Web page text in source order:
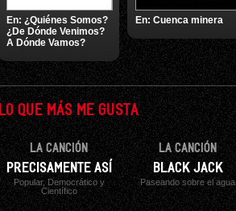
En: ¿Quiénes Somos?
¿De Dónde Venimos?
A Dónde Vamos?
En: Cuenca minera
LO QUE MÁS ME GUSTA
LA CANCIÓN
PRECISAMENTE ASÍ
Popular, Democrático y
Científico
LA CANCIÓN
BLACK JACK
Paseando sobre el agua